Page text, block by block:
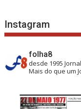
Instagram
folha8
desde 1995
Mais do que um